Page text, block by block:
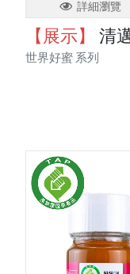
詳細瀏覽
【展示】 清
世界好蜜 系列